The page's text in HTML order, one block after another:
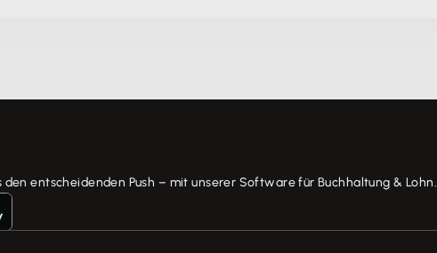
den entscheidenden Push – mit unserer Software für Buchhaltung & Lohn.